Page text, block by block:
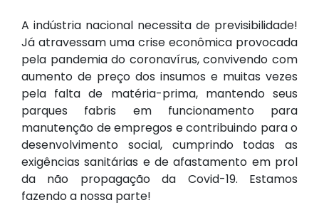
A indústria nacional necessita de previsibilidade!
Já atravessam uma crise econômica provocada
pela pandemia do coronavírus, convivendo com
aumento de preço dos insumos e muitas vezes
pela falta de matéria-prima, mantendo seus
parques fabris em funcionamento para
manutenção de empregos e contribuindo para o
desenvolvimento social, cumprindo todas as
exigências sanitárias e de afastamento em prol
da não propagação da Covid-19. Estamos
fazendo a nossa parte!